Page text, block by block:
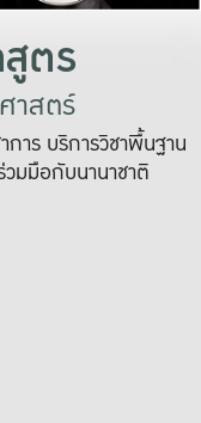
ตร
าสตร์
ร บริการวิชาพื้นฐาน
วมมือกับนานาชาติ